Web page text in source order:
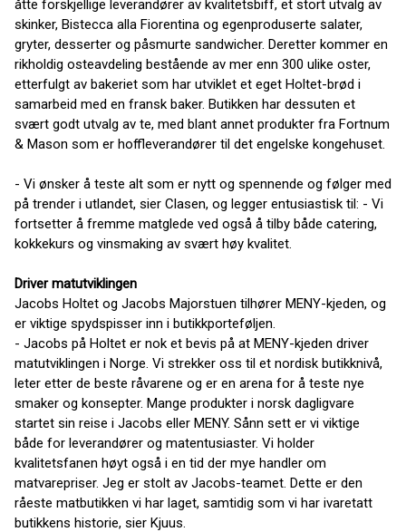
åtte forskjellige leverandører av kvalitetsbiff, et stort utvalg av
skinker, Bistecca alla Fiorentina og egenproduserte salater,
gryter, desserter og påsmurte sandwicher. Deretter kommer en
rikholdig osteavdeling bestående av mer enn 300 ulike oster,
etterfulgt av bakeriet som har utviklet et eget Holtet-brød i
samarbeid med en fransk baker. Butikken har dessuten et
svært godt utvalg av te, med blant annet produkter fra Fortnum
& Mason som er hoffleverandører til det engelske kongehuset.
- Vi ønsker å teste alt som er nytt og spennende og følger med
på trender i utlandet, sier Clasen, og legger entusiastisk til: - Vi
fortsetter å fremme matglede ved også å tilby både catering,
kokkekurs og vinsmaking av svært høy kvalitet.
Driver matutviklingen
Jacobs Holtet og Jacobs Majorstuen tilhører MENY-kjeden, og
er viktige spydspisser inn i butikkporteføljen.
- Jacobs på Holtet er nok et bevis på at MENY-kjeden driver
matutviklingen i Norge. Vi strekker oss til et nordisk butikknivå,
leter etter de beste råvarene og er en arena for å teste nye
smaker og konsepter. Mange produkter i norsk dagligvare
startet sin reise i Jacobs eller MENY. Sånn sett er vi viktige
både for leverandører og matentusiaster. Vi holder
kvalitetsfanen høyt også i en tid der mye handler om
matvarepriser. Jeg er stolt av Jacobs-teamet. Dette er den
råeste matbutikken vi har laget, samtidig som vi har ivaretatt
butikkens historie, sier Kjuus.